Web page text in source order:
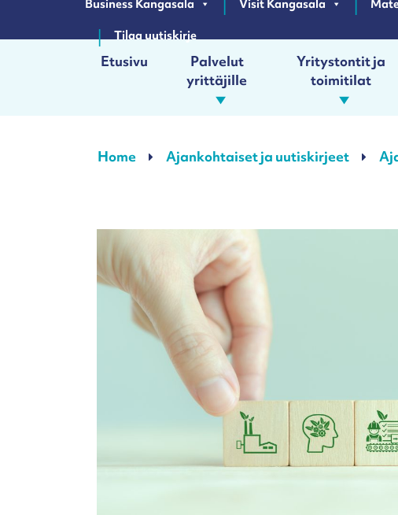
Business Kangasala Visit Kangasala
Tilaa uutiskirje
Päävalikko
Etusivu
Palvelut
yrittäjille
Yritystontit ja
toimitilat
Home Ajankohtaiset ja uutiskirjeet